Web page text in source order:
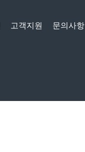
고객지원 문의사항